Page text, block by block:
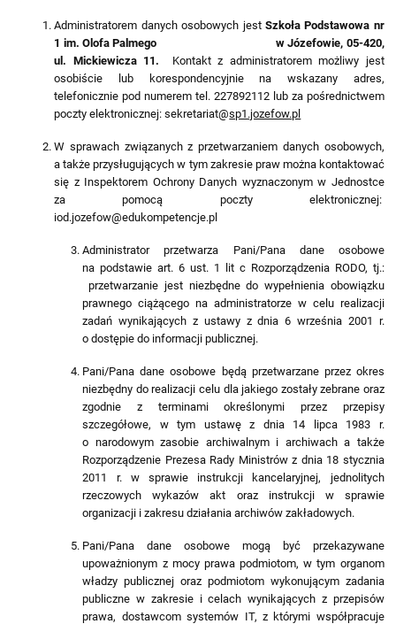
Administratorem danych osobowych jest Szkoła Podstawowa nr
1 im. Olofa Palmego w Józefowie, 05-420,
ul. Mickiewicza 11. Kontakt z administratorem możliwy jest
osobiście lub korespondencyjnie na wskazany adres,
telefonicznie pod numerem tel. 227892112 lub za pośrednictwem
poczty elektronicznej: sekretariat@sp1.jozefow.pl
W sprawach związanych z przetwarzaniem danych osobowych,
a także przysługujących w tym zakresie praw można kontaktować
się z Inspektorem Ochrony Danych wyznaczonym w Jednostce
za pomocą poczty elektronicznej:
iod.jozefow@edukompetencje.pl
Administrator przetwarza Pani/Pana dane osobowe
na podstawie art. 6 ust. 1 lit c Rozporządzenia RODO, tj.:
przetwarzanie jest niezbędne do wypełnienia obowiązku
prawnego ciążącego na administratorze w celu realizacji
zadań wynikających z ustawy z dnia 6 września 2001 r.
o dostępie do informacji publicznej.
Pani/Pana dane osobowe będą przetwarzane przez okres
niezbędny do realizacji celu dla jakiego zostały zebrane oraz
zgodnie z terminami określonymi przez przepisy
szczegółowe, w tym ustawę z dnia 14 lipca 1983 r.
o narodowym zasobie archiwalnym i archiwach a także
Rozporządzenie Prezesa Rady Ministrów z dnia 18 stycznia
2011 r. w sprawie instrukcji kancelaryjnej, jednolitych
rzeczowych wykazów akt oraz instrukcji w sprawie
organizacji i zakresu działania archiwów zakładowych.
Pani/Pana dane osobowe mogą być przekazywane
upoważnionym z mocy prawa podmiotom, w tym organom
władzy publicznej oraz podmiotom wykonującym zadania
publiczne w zakresie i celach wynikających z przepisów
prawa, dostawcom systemów IT, z którymi współpracuje